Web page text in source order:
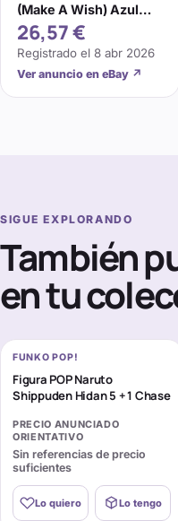
(Make A Wish) Azul
Metálico Nueva
26,57 €
Registrado el 8 abr 2026
Ver anuncio en eBay ↗
SIGUE EXPLORANDO
También
en tu
FUNKO POP!
Figura POP Naruto
Shippuden Hidan 5 + 1 Chase
PRECIO ANUNCIADO
ORIENTATIVO
Sin referencias de precio
suficientes
Lo quiero Lo tengo